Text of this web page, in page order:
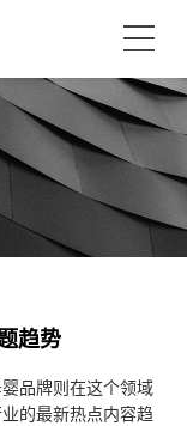
趋势
品牌则在这个领域
的最新热点内容趋